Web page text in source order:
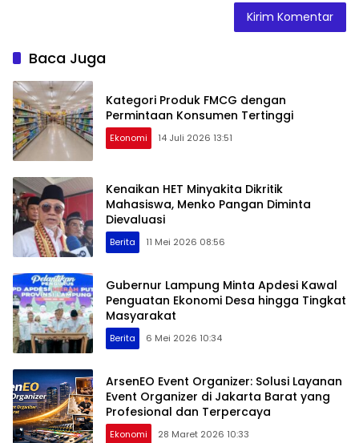
Baca Juga
Kategori Produk FMCG dengan
Permintaan Konsumen Tertinggi
Ekonomi 14 Juli 2026 13:51
Kenaikan HET Minyakita Dikritik
Mahasiswa, Menko Pangan Diminta
Dievaluasi
Berita 11 Mei 2026 08:56
Gubernur Lampung Minta Apdesi Kawal
Penguatan Ekonomi Desa hingga Tingkat
Masyarakat
Berita 6 Mei 2026 10:34
ArsenEO Event Organizer: Solusi Layanan
Event Organizer di Jakarta Barat yang
Profesional dan Terpercaya
Ekonomi 28 Maret 2026 10:33